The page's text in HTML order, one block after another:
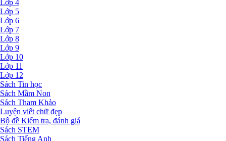
Lớp 4
Lớp 5
Lớp 6
Lớp 7
Lớp 8
Lớp 9
Lớp 10
Lớp 11
Lớp 12
Sách Tin học
Sách Mầm Non
Sách Tham Khảo
Luyện viết chữ đẹp
Bộ đề Kiểm tra, đánh giá
Sách STEM
Sách Tiếng Anh